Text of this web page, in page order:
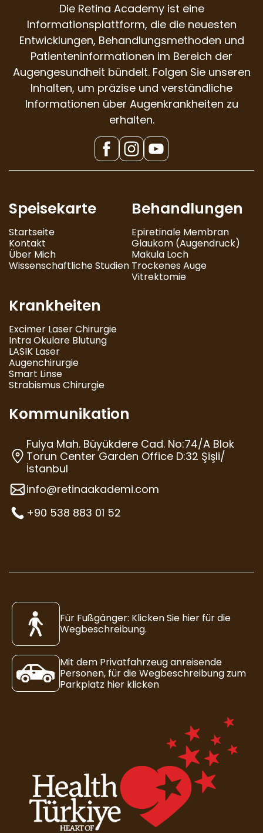
Die Retina Academy ist eine
Informationsplattform, die die neuesten
Entwicklungen, Behandlungsmethoden und
Patienteninformationen im Bereich der
Augengesundheit bündelt. Folgen Sie unseren
Inhalten, um präzise und verständliche
Informationen über Augenkrankheiten zu
erhalten.
Speisekarte
Startseite
Kontakt
Über Mich
Wissenschaftliche Studien
Behandlungen
Epiretinale Membran
Glaukom (Augendruck)
Makula Loch
Trockenes Auge
Vitrektomie
Krankheiten
Excimer Laser Chirurgie
Intra Okulare Blutung
LASIK Laser
Augenchirurgie
Smart Linse
Strabismus Chirurgie
Kommunikation
Fulya Mah. Büyükdere Cad. No:74/A Blok
Torun Center Garden Office D:32 Şişli/
İstanbul
info@retinaakademi.com
+90 538 883 01 52
Für Fußgänger: Klicken Sie hier für die
Wegbeschreibung.
Mit dem Privatfahrzeug anreisende
Personen, für die Wegbeschreibung zum
Parkplatz hier klicken